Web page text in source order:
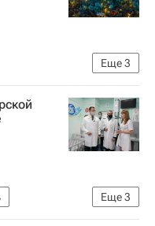
Еще3
Новый год
Еще3
Шелест